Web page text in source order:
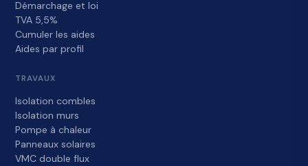
Démarchage et loi
TVA 5,5%
Cumuler les aides
Aides par profil
TRAVAUX
Isolation combles
Isolation murs
Pompe à chaleur
Panneaux solaires
VMC double flux